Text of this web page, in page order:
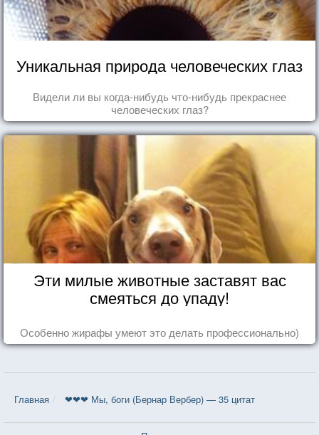
Уникальная природа человеческих глаз
Видели ли вы когда-нибудь что-нибудь прекраснее
человеческих глаз?
Эти милые животные заставят вас
смеяться до упаду!
Особенно жирафы умеют это делать профессионально)
Главная ❤❤❤ Мы, боги (Бернар Вербер) — 35 цитат